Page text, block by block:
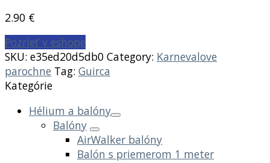
2.90 €
Pozrieť v eshope
SKU: e35ed20d5db0 Category: Karnevalove
parochne Tag: Guirca
Kategórie
Hélium a balóny
Balóny
AirWalker balóny
Balón s priemerom 1 meter